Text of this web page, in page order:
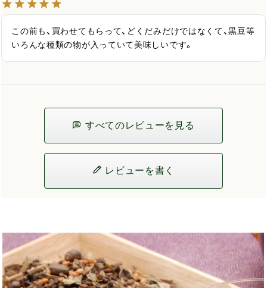
この前も、買わせてもらって、どくだみだけではなくて、黒豆等
いろんな種類の物が入っていて美味しいです。
すべてのレビューを見る
レビューを書く